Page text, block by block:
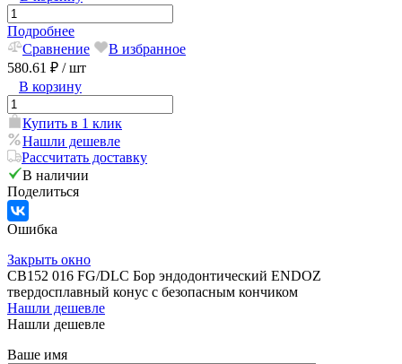
Подробнее
Сравнение
В избранное
580.61 ₽ / шт
В корзину
Купить в 1 клик
Нашли дешевле
Рассчитать доставку
В наличии
Поделиться
Ошибка
Закрыть окно
CB152 016 FG/DLC Бор эндодонтический ENDOZ
твердосплавный конус с безопасным кончиком
Нашли дешевле
Нашли дешевле
Ваше имя